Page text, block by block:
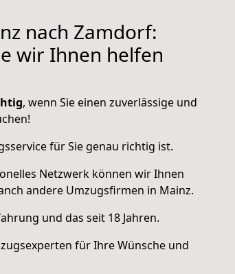
nach Zamdorf:
wir Ihnen helfen
, wenn Sie einen zuverlässige und
für Sie genau richtig ist.
Netzwerk können wir Ihnen
andere Umzugsfirmen in Mainz.
und das seit 18 Jahren.
für Ihre Wünsche und